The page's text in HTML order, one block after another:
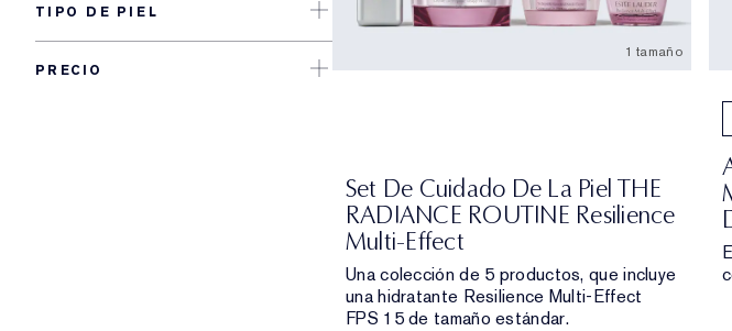
TIPO DE PIEL
PRECIO
1 tamaño
Set De Cuidado De La Piel THE
RADIANCE ROUTINE Resilience
Multi-Effect
Una colección de 5 productos, que incluye
una hidratante Resilience Multi-Effect
FPS 15 de tamaño estándar.